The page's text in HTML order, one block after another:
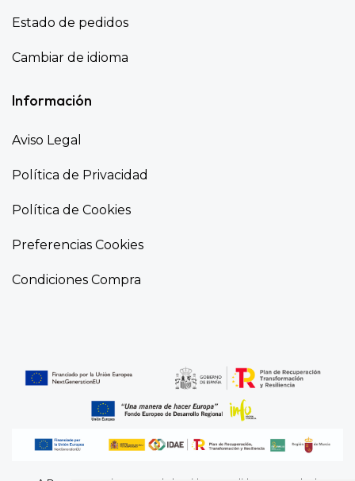
Estado de pedidos
Cambiar de idioma
Información
Aviso Legal
Política de Privacidad
Política de Cookies
Preferencias Cookies
Condiciones Compra